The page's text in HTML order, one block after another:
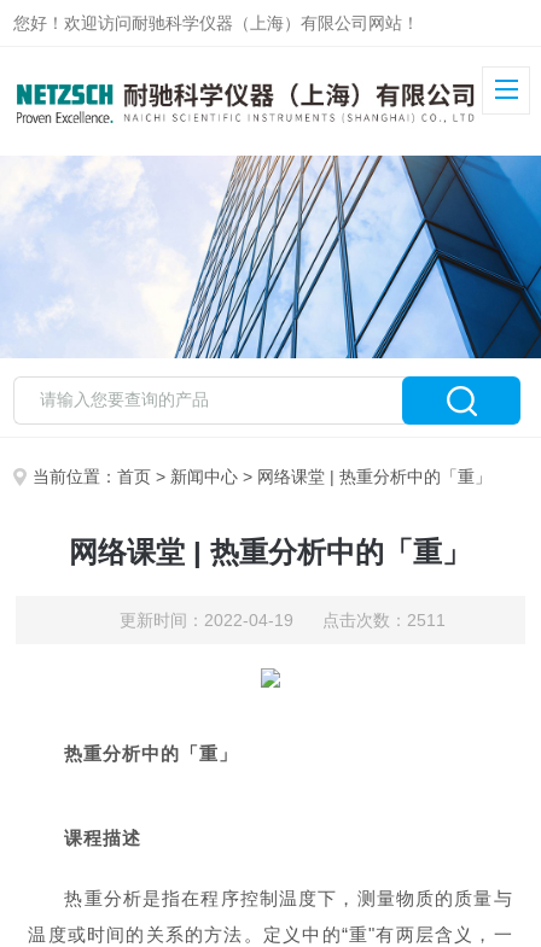
您好！欢迎访问耐驰科学仪器（上海）有限公司网站！
当前位置：首页 > 新闻中心 > 网络课堂 | 热重分析中的「重」
网络课堂 | 热重分析中的「重」
更新时间：2022-04-19 点击次数：2511
热重分析中的「重」
课程描述
热重分析是指在程序控制温度下，测量物质的质量与
温度或时间的关系的方法。定义中的“重"有两层含义，一